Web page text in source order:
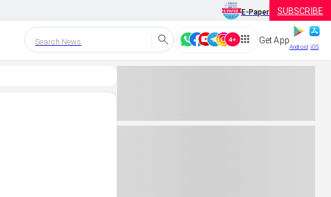
E-Paper SUBSCRIBE
Search News Get App
Android iOS